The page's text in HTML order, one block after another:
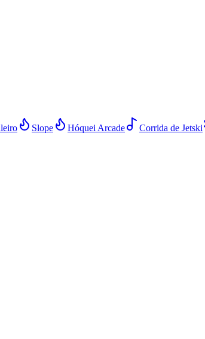
Slope Hóquei Arcade Corrida de Jetski